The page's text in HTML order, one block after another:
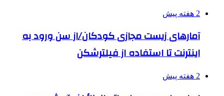
2 هفته پیش
آمارهای زیست مجازی کودکان/از سن ورود به
اینترنت تا استفاده از فیلترشکن
2 هفته پیش